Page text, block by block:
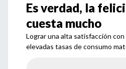
Es verdad, la
cuesta mucho
Lograr una alta satisfacción
elevadas tasas de consumo